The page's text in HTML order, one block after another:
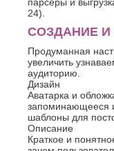
24).
СОЗДАНИЕ
Продуманная
увеличить
аудиторию.
Дизайн
Аватарка и
запоминающееся
шаблоны для
Описание
Краткое и